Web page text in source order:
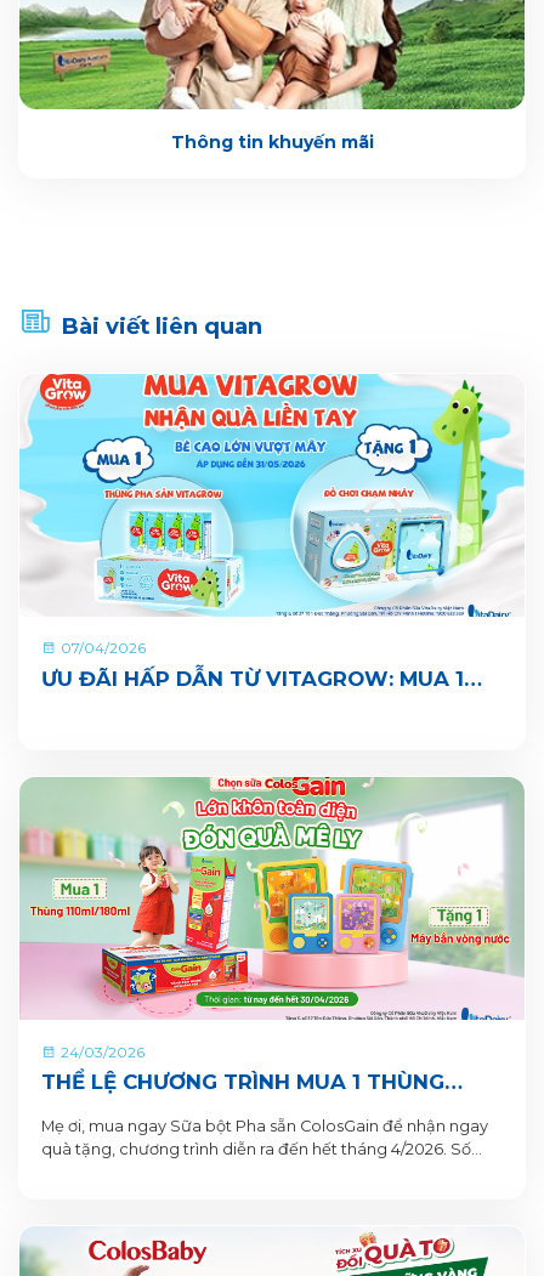
Thông tin khuyến mãi
Bài viết liên quan
07/04/2026
ƯU ĐÃI HẤP DẪN TỪ VITAGROW: MUA 1
24/03/2026
THỂ LỆ CHƯƠNG TRÌNH MUA 1 THÙNG
Mẹ ơi, mua ngay Sữa bột Pha sẵn ColosGain để nhận ngay
quà tặng, chương trình diễn ra đến hết tháng 4/2026. Số